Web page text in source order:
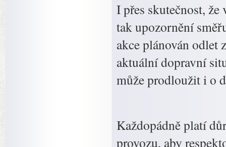
I přes skutečnost,
tak upozornění
akce plánován odlet
aktuální dopravní
může prodloužit i o
Každopádně platí
provozu, aby